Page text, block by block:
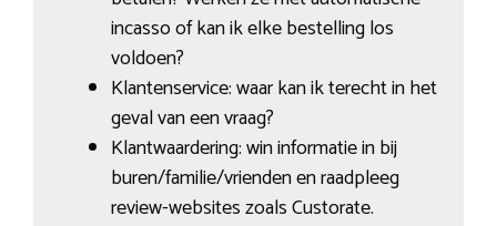
incasso of kan ik elke bestelling los
voldoen?
Klantenservice: waar kan ik terecht in het
geval van een vraag?
Klantwaardering: win informatie in bij
buren/familie/vrienden en raadpleeg
review-websites zoals Custorate.